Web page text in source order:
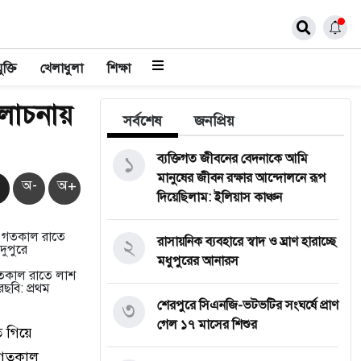
খেলাধুলা শিক্ষা
অ- অ+
রাতে লাশ
ছবি: প্রথম
গিয়ে
সর্বশেষ জনপ্রিয়
ব্যক্তিগত জীবনের বেদনাকে আমি
মানুষের জীবন রক্ষার আন্দোলনে রূপ
দিয়েছিলাম: ইলিয়াস কাঞ্চন
১
রাসায়নিক ব্যবহারে স্বাদ ও ঘ্রাণ হারাচ্ছে
মধুপুরের আনারস
২
শেরপুরে সিএনজি-ভটভটির সংঘর্ষে প্রাণ
গেল ১৭ মাসের শিশুর
৩